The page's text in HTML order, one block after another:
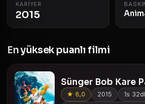
KARIYER
2015
En yüksek puanlı filmi
Sünger Bob Kare
★ 6,0 2015
1s